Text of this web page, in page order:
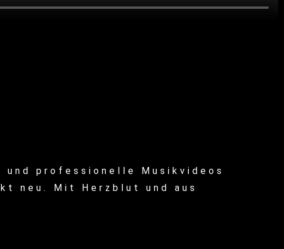
professionelle Musikvideos
neu. Mit Herzblut und aus